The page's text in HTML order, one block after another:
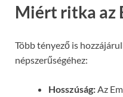
Miért ritka az
Több tényező is
népszerűségéhez:
Hosszúság: Az